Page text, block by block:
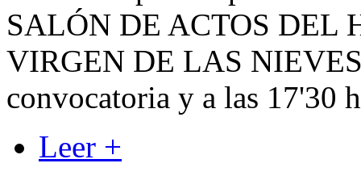
SALÓN DE ACTOS DEL
VIRGEN DE LAS NIEVES
convocatoria y a las 17'30
Leer +